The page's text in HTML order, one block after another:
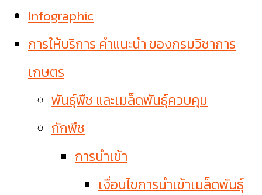
Infographic
การให้บริการ คำแนะนำ ของกรมวิชาการ
เกษตร
พันธุ์พืช และเมล็ดพันธุ์ควบคุม
กักพืช
การนำเข้า
เงื่อนไขการนำเข้าเมล็ดพันธุ์